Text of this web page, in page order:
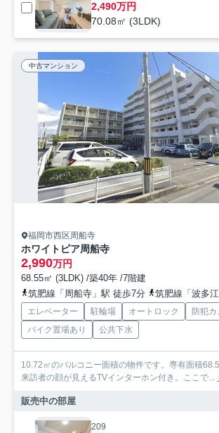
2,490万円
70.08㎡ (3LDK)
中古マンション
福岡市西区周船寺
ホワイトピア周船寺
2,990万円
68.55㎡ (3LDK) /築40年 /7階建
筑肥線「周船寺」駅 徒歩7分
筑肥線「波多
エレベーター 駐輪場 オートロック
防犯カ
バイク置場あり
公共下水
10.72㎡のバルコニー面積の物件です。専有面積
来訪者の顔が見えるTVインターホン付き。ここで...
販売中の部屋
209